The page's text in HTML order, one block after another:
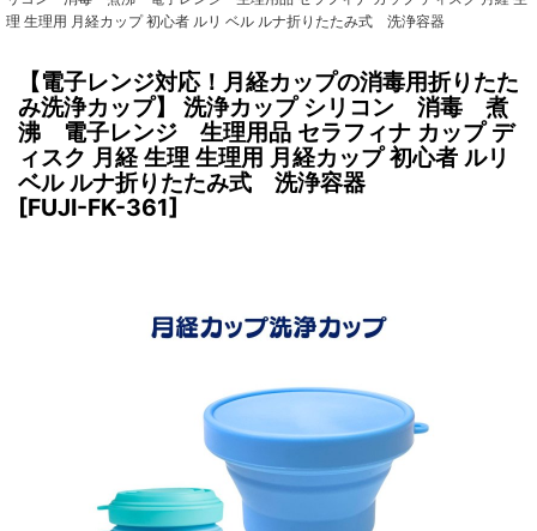
理 生理用 月経カップ 初心者 ルリ ベル ルナ折りたたみ式 洗浄容器
【電子レンジ対応！月経カップの消毒用折りたた
み洗浄カップ】 洗浄カップ シリコン 消毒 煮
沸 電子レンジ 生理用品 セラフィナ カップ デ
ィスク 月経 生理 生理用 月経カップ 初心者 ルリ
ベル ルナ折りたたみ式 洗浄容器
[FUJI-FK-361]